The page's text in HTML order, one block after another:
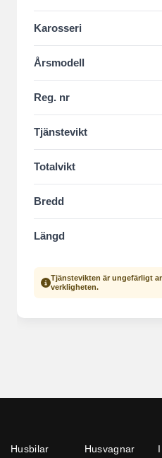
Karosseri
Årsmodell
Reg. nr
Tjänstevikt
Totalvikt
Bredd
Längd
Tjänstevikten är ungefärligt
verkligheten.
Husbilar Husvagnar